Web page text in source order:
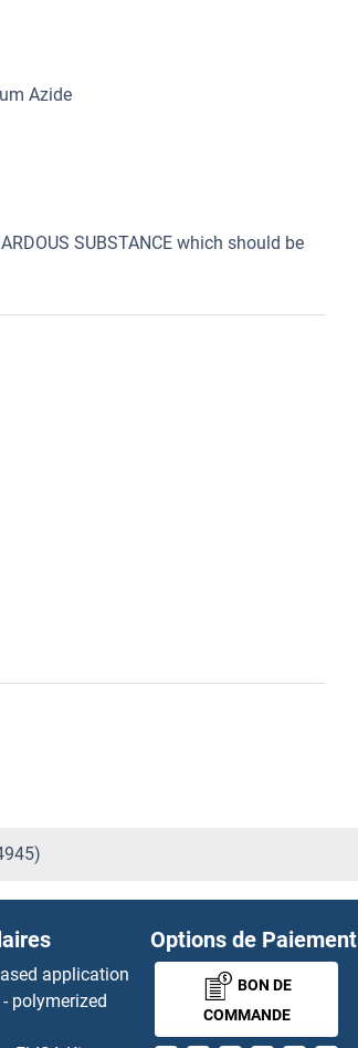
Azide
SUBSTANCE which should be
application
polymerized
Options de Paiement
BON DE
COMMANDE